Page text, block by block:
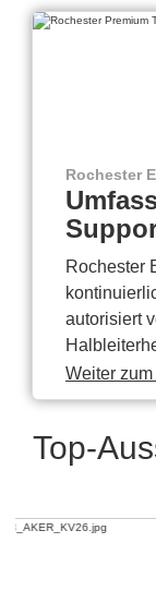
Rochester
Rochester
autorisiert
Weiter
Top-